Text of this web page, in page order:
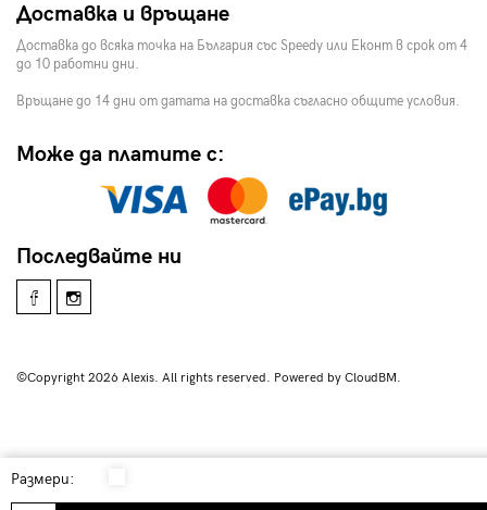
Размери:
Доставка и връщане
Доставка до всяка точка на България със Speedy или Еконт в срок от 4
до 10 работни дни.
Връщане до 14 дни от датата на доставка съгласно общите условия.
Може да платите с:
Последвайте ни
©Copyright 2026 Alexis. All rights reserved. Powered by CloudBM.